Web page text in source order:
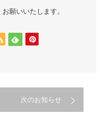
願いいたします。
次のお知らせ